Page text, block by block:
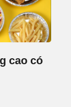
cao có